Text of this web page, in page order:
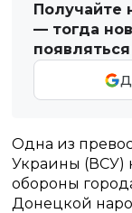
Получайте
— тогда
Одна из
Украины (ВСУ)
обороны
Донецкой